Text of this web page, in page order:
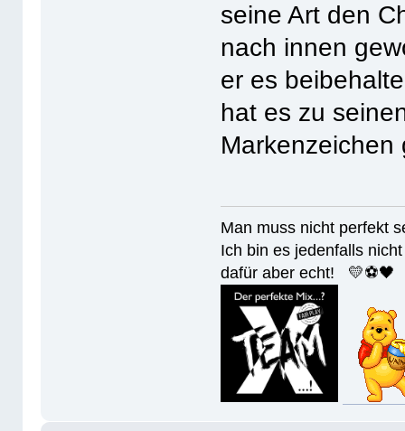
seine Art den
nach innen
er es
hat es zu
Markenzeichen
Man muss nicht
Ich bin es jedenfalls
dafür aber echt! 💛⚽️🖤